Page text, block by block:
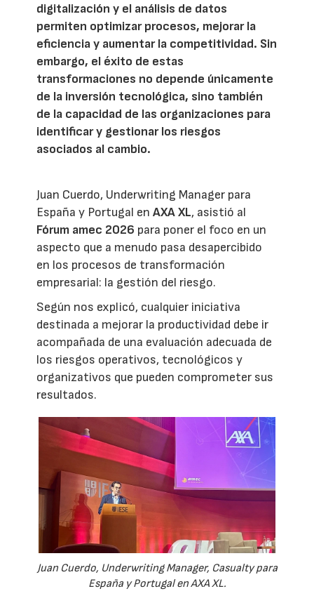
digitalización y el análisis de datos
permiten optimizar procesos, mejorar la
eficiencia y aumentar la competitividad. Sin
embargo, el éxito de estas
transformaciones no depende únicamente
de la inversión tecnológica, sino también
de la capacidad de las organizaciones para
identificar y gestionar los riesgos
asociados al cambio.
Juan Cuerdo, Underwriting Manager para
España y Portugal enAXA XL, asistió al
Fórum amec 2026 para poner el foco en un
aspecto que a menudo pasa desapercibido
en los procesos de transformación
empresarial: la gestión del riesgo.
Según nos explicó, cualquier iniciativa
destinada a mejorar la productividad debe ir
acompañada de una evaluación adecuada de
los riesgos operativos, tecnológicos y
organizativos que pueden comprometer sus
resultados.
Juan Cuerdo, Underwriting Manager, Casualty para
España y Portugal en AXA XL.